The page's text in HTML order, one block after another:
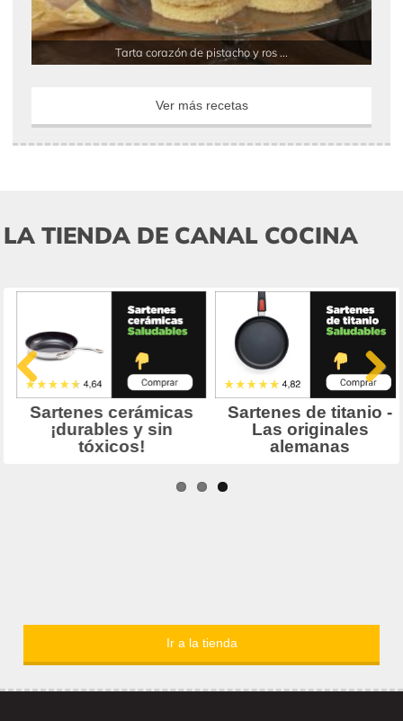
Tarta corazón de pistacho y ros ...
Ver más recetas
LA TIENDA DE CANAL COCINA
Ir a la tienda